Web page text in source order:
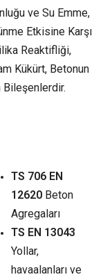
ve Su Emme,
Etkisine Karşı
Reaktifliği,
Kükürt, Betonun
Bileşenlerdir.
TS 706 EN
12620 Beton
Agregaları
TS EN 13043
Yollar,
havaalanları ve